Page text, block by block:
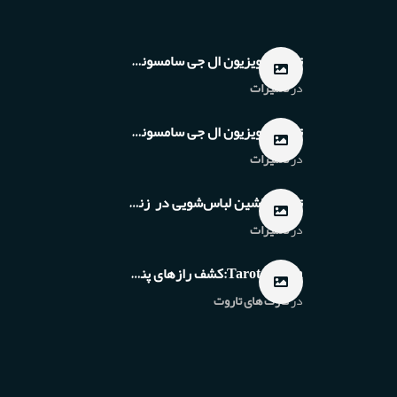
تعمیر تلویزیون ال جی سامسونگ ونک تهران
درتعمیرات
تعمیر تلویزیون ال جی سامسونگ فرمانیه تهران
درتعمیرات
تعمیر ماشین لباس‌شویی در زنجان
درتعمیرات
Tarot Afarin:کشف رازهای پنهان در کارت‌های اسرارآمیز
درکارت های تاروت